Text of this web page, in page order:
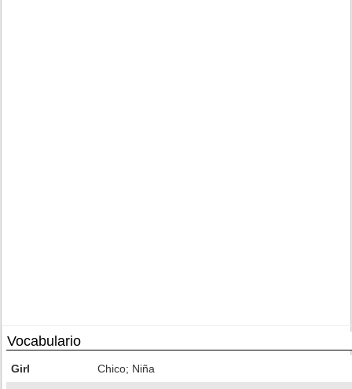
Vocabulario
Girl Chico; Niña